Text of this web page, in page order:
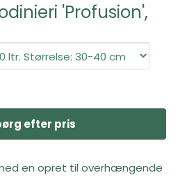
'Profusion',
efter pris
en opret til overhængende